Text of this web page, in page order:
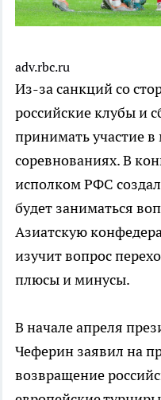
adv.rbc.ru
Из-за санкций со
российские клубы и
принимать участие
соревнованиях. В
исполком РФС
будет заниматься
Азиатскую
изучит вопрос
плюсы и минусы.
В начале апреля
Чеферин заявил на
возвращение